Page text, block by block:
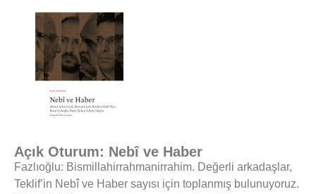
Açık Oturum: Nebî ve Haber
Fazlıoğlu: Bismillahirrahmanirrahim. Değerli arkadaşlar,
Teklif’in Nebî ve Haber sayısı için toplanmış bulunuyoruz.